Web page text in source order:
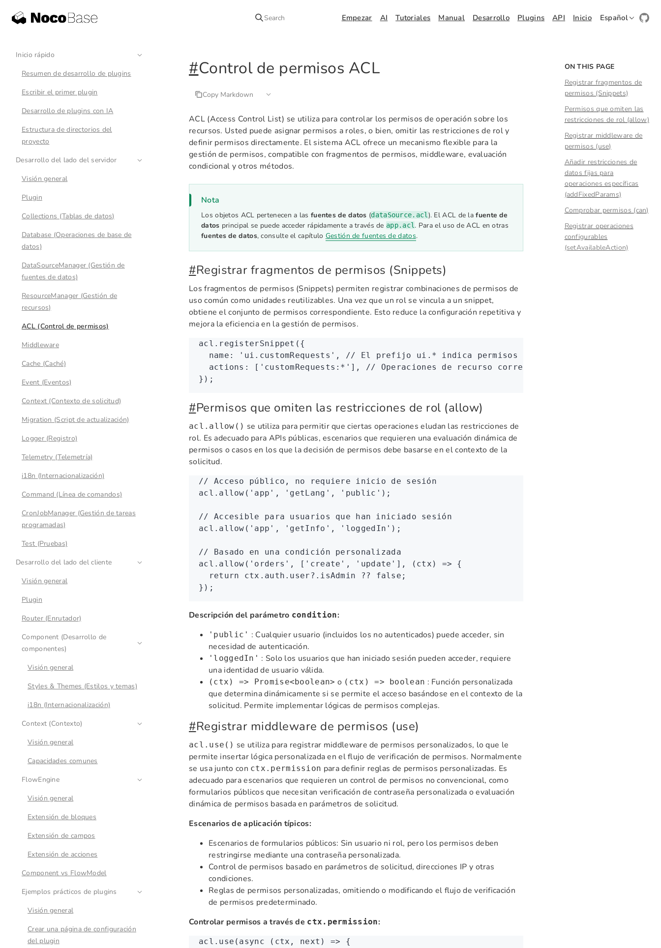
Search Empezar AI Tutoriales Manual Desarrollo Plugins API Inicio Español
Inicio rápido
Resumen de desarrollo de plugins
Escribir el primer plugin
Desarrollo de plugins con IA
Estructura de directorios del
proyecto
Desarrollo del lado del servidor
Visión general
Plugin
Collections (Tablas de datos)
Database (Operaciones de base de
datos)
DataSourceManager (Gestión de
fuentes de datos)
ResourceManager (Gestión de
recursos)
ACL (Control de permisos)
Middleware
Cache (Caché)
Event (Eventos)
Context (Contexto de solicitud)
Migration (Script de actualización)
Logger (Registro)
Telemetry (Telemetría)
i18n (Internacionalización)
Command (Línea de comandos)
CronJobManager (Gestión de tareas
programadas)
Test (Pruebas)
Desarrollo del lado del cliente
Visión general
Plugin
Router (Enrutador)
Component (Desarrollo de
componentes)
Visión general
Styles & Themes (Estilos y temas)
i18n (Internacionalización)
Context (Contexto)
Visión general
Capacidades comunes
FlowEngine
Visión general
Extensión de bloques
Extensión de campos
Extensión de acciones
Component vs FlowModel
Ejemplos prácticos de plugins
Visión general
Crear una página de configuración
del plugin
#Control de permisos ACL
Copy Markdown
ACL (Access Control List) se utiliza para controlar los permisos de operación sobre los
recursos. Usted puede asignar permisos a roles, o bien, omitir las restricciones de rol y
definir permisos directamente. El sistema ACL ofrece un mecanismo flexible para la
gestión de permisos, compatible con fragmentos de permisos, middleware, evaluación
condicional y otros métodos.
Nota
Los objetos ACL pertenecen a las fuentes de datos (dataSource.acl ). El ACL de lafuente de
datos principal se puede acceder rápidamente a través de app.acl . Para el uso de ACL en otras
fuentes de datos, consulte el capítulo Gestión de fuentes de datos.
#Registrar fragmentos de permisos (Snippets)
Los fragmentos de permisos (Snippets) permiten registrar combinaciones de permisos de
uso común como unidades reutilizables. Una vez que un rol se vincula a un snippet,
obtiene el conjunto de permisos correspondiente. Esto reduce la configuración repetitiva y
mejora la eficiencia en la gestión de permisos.
acl .registerSnippet ({
  name
: 'ui.customRequests' ,
// El prefijo ui.* indica permisos que se pueden configurar
  actions
: [ 'customRequests:*' ] ,
// Operaciones de recurso correspondientes, admite
});
#Permisos que omiten las restricciones de rol (allow)
acl.allow() se utiliza para permitir que ciertas operaciones eludan las restricciones de
rol. Es adecuado para APIs públicas, escenarios que requieren una evaluación dinámica de
permisos o casos en los que la decisión de permisos debe basarse en el contexto de la
solicitud.
// Acceso público, no requiere inicio de sesión
acl .allow ( 'app' , 'getLang' , 'public' );
// Accesible para usuarios que han iniciado sesión
acl .allow ( 'app' , 'getInfo' , 'loggedIn' );
// Basado en una condición personalizada
acl .allow ( 'orders' , [ 'create' , 'update' ] , (ctx) => {
  return
ctx . auth . user ?.isAdmin ?? false ;
});
Descripción del parámetro condition:
'public' : Cualquier usuario (incluidos los no autenticados) puede acceder, sin
necesidad de autenticación.
'loggedIn' : Solo los usuarios que han iniciado sesión pueden acceder, requiere
una identidad de usuario válida.
(ctx) => Promise<boolean> o (ctx) => boolean : Función personalizada
que determina dinámicamente si se permite el acceso basándose en el contexto de la
solicitud. Permite implementar lógicas de permisos complejas.
#Registrar middleware de permisos (use)
acl.use() se utiliza para registrar middleware de permisos personalizados, lo que le
permite insertar lógica personalizada en el flujo de verificación de permisos. Normalmente
se usa junto con ctx.permission para definir reglas de permisos personalizadas. Es
adecuado para escenarios que requieren un control de permisos no convencional, como
formularios públicos que necesitan verificación de contraseña personalizada o evaluación
dinámica de permisos basada en parámetros de solicitud.
Escenarios de aplicación típicos:
Escenarios de formularios públicos: Sin usuario ni rol, pero los permisos deben
restringirse mediante una contraseña personalizada.
Control de permisos basado en parámetros de solicitud, direcciones IP y otras
condiciones.
Reglas de permisos personalizadas, omitiendo o modificando el flujo de verificación
de permisos predeterminado.
Controlar permisos a través de ctx.permission:
acl .use ( async (ctx , next) => {
ON THIS PAGE
Registrar fragmentos de
permisos (Snippets)
Permisos que omiten las
restricciones de rol (allow)
Registrar middleware de
permisos (use)
Añadir restricciones de
datos fijas para
operaciones específicas
(addFixedParams)
Comprobar permisos (can)
Registrar operaciones
configurables
(setAvailableAction)